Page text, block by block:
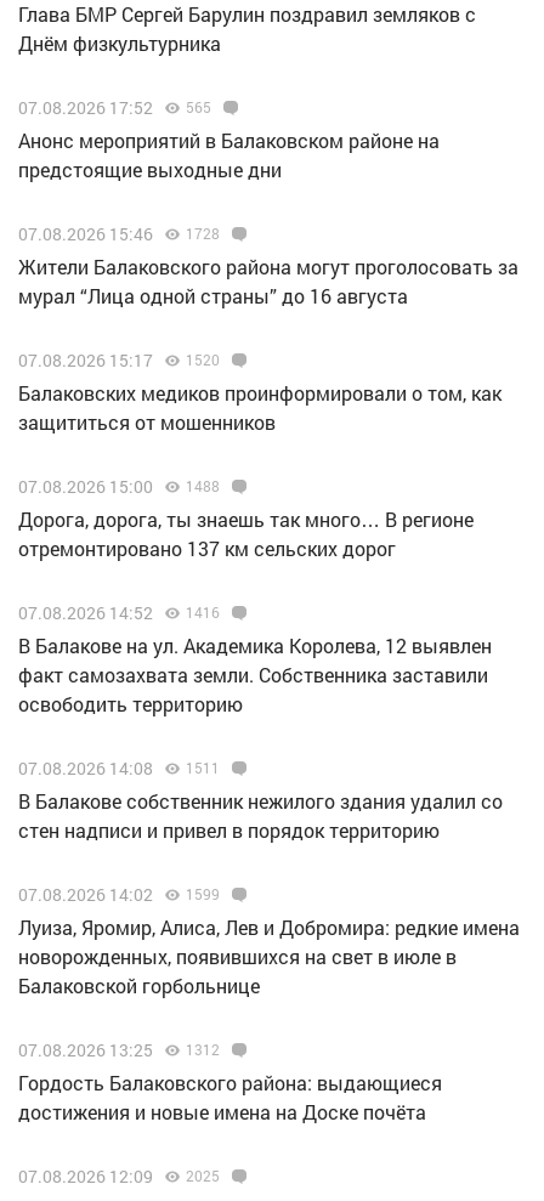
Глава БМР Сергей Барулин поздравил земляков с
Днём физкультурника
07.08.2026 17:52 565
Анонс мероприятий в Балаковском районе на
предстоящие выходные дни
07.08.2026 15:46 1728
Жители Балаковского района могут проголосовать за
мурал “Лица одной страны” до 16 августа
07.08.2026 15:17 1520
Балаковских медиков проинформировали о том, как
защититься от мошенников
07.08.2026 15:00 1488
Дорога, дорога, ты знаешь так много… В регионе
отремонтировано 137 км сельских дорог
07.08.2026 14:52 1416
В Балакове на ул. Академика Королева, 12 выявлен
факт самозахвата земли. Собственника заставили
освободить территорию
07.08.2026 14:08 1511
В Балакове собственник нежилого здания удалил со
стен надписи и привел в порядок территорию
07.08.2026 14:02 1599
Луиза, Яромир, Алиса, Лев и Добромира: редкие имена
новорожденных, появившихся на свет в июле в
Балаковской горбольнице
07.08.2026 13:25 1312
Гордость Балаковского района: выдающиеся
достижения и новые имена на Доске почёта
07.08.2026 12:09 2025